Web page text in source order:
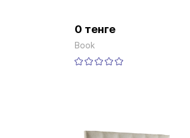
0 тенге
Book